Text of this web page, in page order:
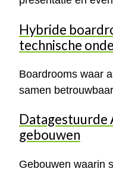
Hybride
technische
Boardrooms waar
samen
Datagestuurde
gebouwen
Gebouwen waarin